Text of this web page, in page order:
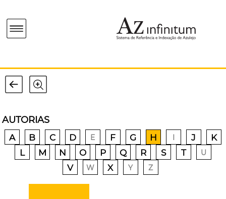
AUTORIAS
A B C D E F G H I J
K
L
M N O P Q R S T U
V W X Y Z